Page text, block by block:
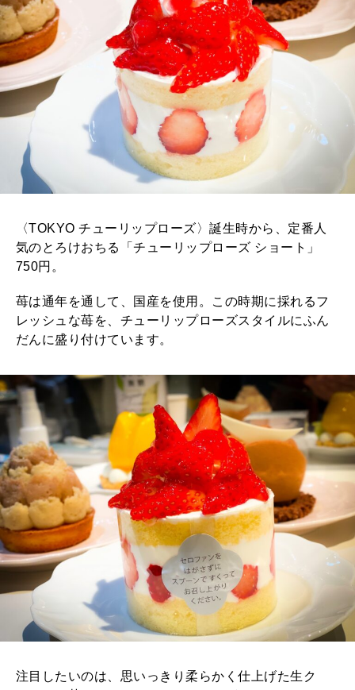
〈TOKYO チューリップローズ〉誕生時から、定番人
気のとろけおちる「チューリップローズ ショート」
750円。
苺は通年を通して、国産を使用。この時期に採れるフ
レッシュな苺を、チューリップローズスタイルにふん
だんに盛り付けています。
注目したいのは、思いっきり柔らかく仕上げた生ク